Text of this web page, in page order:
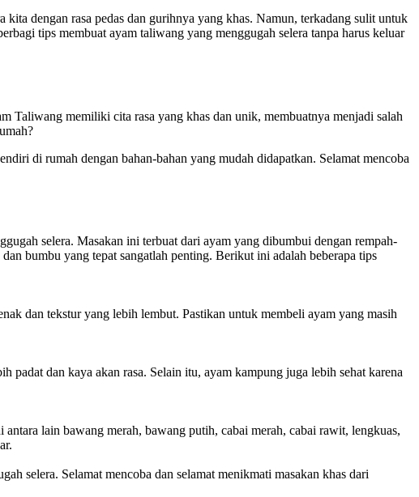
dengan rasa pedas dan gurihnya yang khas. Namun, terkadang sulit untuk
tips membuat ayam taliwang yang menggugah selera tanpa harus keluar
Taliwang memiliki cita rasa yang khas dan unik, membuatnya menjadi salah
di rumah dengan bahan-bahan yang mudah didapatkan. Selamat mencoba
selera. Masakan ini terbuat dari ayam yang dibumbui dengan rempah-
bumbu yang tepat sangatlah penting. Berikut ini adalah beberapa tips
dan tekstur yang lebih lembut. Pastikan untuk membeli ayam yang masih
padat dan kaya akan rasa. Selain itu, ayam kampung juga lebih sehat karena
lain bawang merah, bawang putih, cabai merah, cabai rawit, lengkuas,
selera. Selamat mencoba dan selamat menikmati masakan khas dari